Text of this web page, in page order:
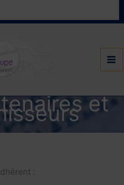
et
: